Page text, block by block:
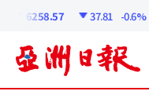
6258.57 37.81 -0.6%